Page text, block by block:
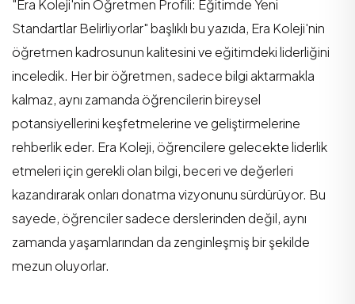
"Era Koleji'nin Öğretmen Profili: Eğitimde Yeni
Standartlar Belirliyorlar" başlıklı bu yazıda, Era Koleji'nin
öğretmen kadrosunun kalitesini ve eğitimdeki liderliğini
inceledik. Her bir öğretmen, sadece bilgi aktarmakla
kalmaz, aynı zamanda öğrencilerin bireysel
potansiyellerini keşfetmelerine ve geliştirmelerine
rehberlik eder. Era Koleji, öğrencilere gelecekte liderlik
etmeleri için gerekli olan bilgi, beceri ve değerleri
kazandırarak onları donatma vizyonunu sürdürüyor. Bu
sayede, öğrenciler sadece derslerinden değil, aynı
zamanda yaşamlarından da zenginleşmiş bir şekilde
mezun oluyorlar.